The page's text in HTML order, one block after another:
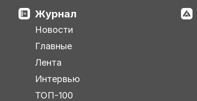
Журнал
Новости
Главные
Лента
Интервью
ТОП-100